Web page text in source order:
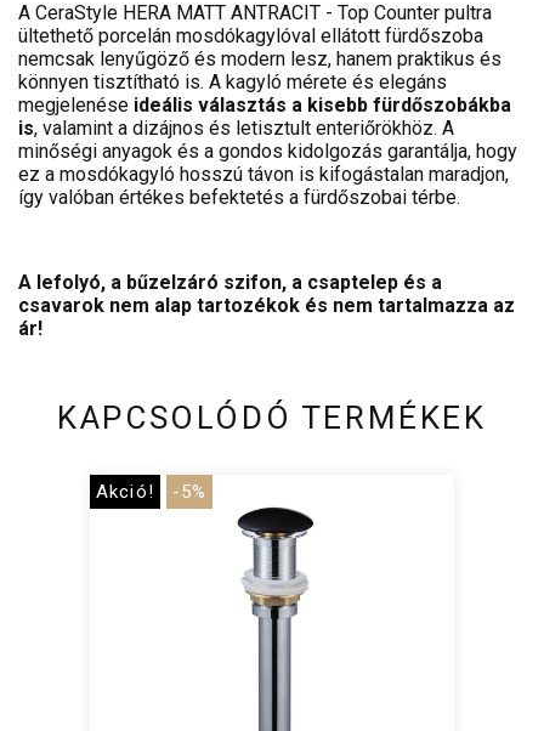
A CeraStyle HERA MATT ANTRACIT - Top Counter pultra
ültethető porcelán mosdókagylóval ellátott fürdőszoba
nemcsak lenyűgöző és modern lesz, hanem praktikus és
könnyen tisztítható is. A kagyló mérete és elegáns
megjelenése ideális választás a kisebb fürdőszobákba
is, valamint a dizájnos és letisztult enteriőrökhöz. A
minőségi anyagok és a gondos kidolgozás garantálja, hogy
ez a mosdókagyló hosszú távon is kifogástalan maradjon,
így valóban értékes befektetés a fürdőszobai térbe.
A lefolyó, a bűzelzáró szifon, a csaptelep és a
csavarok nem alap tartozékok és nem tartalmazza az
ár!
KAPCSOLÓDÓ TERMÉKEK
Akció! -5%